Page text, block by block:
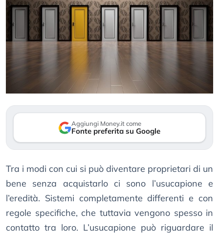
Aggiungi Money.it come
Fonte preferita su Google
Tra i modi con cui si può diventare proprietari di un
bene senza acquistarlo ci sono l’usucapione e
l’eredità. Sistemi completamente differenti e con
regole specifiche, che tuttavia vengono spesso in
contatto tra loro. L’usucapione può riguardare il